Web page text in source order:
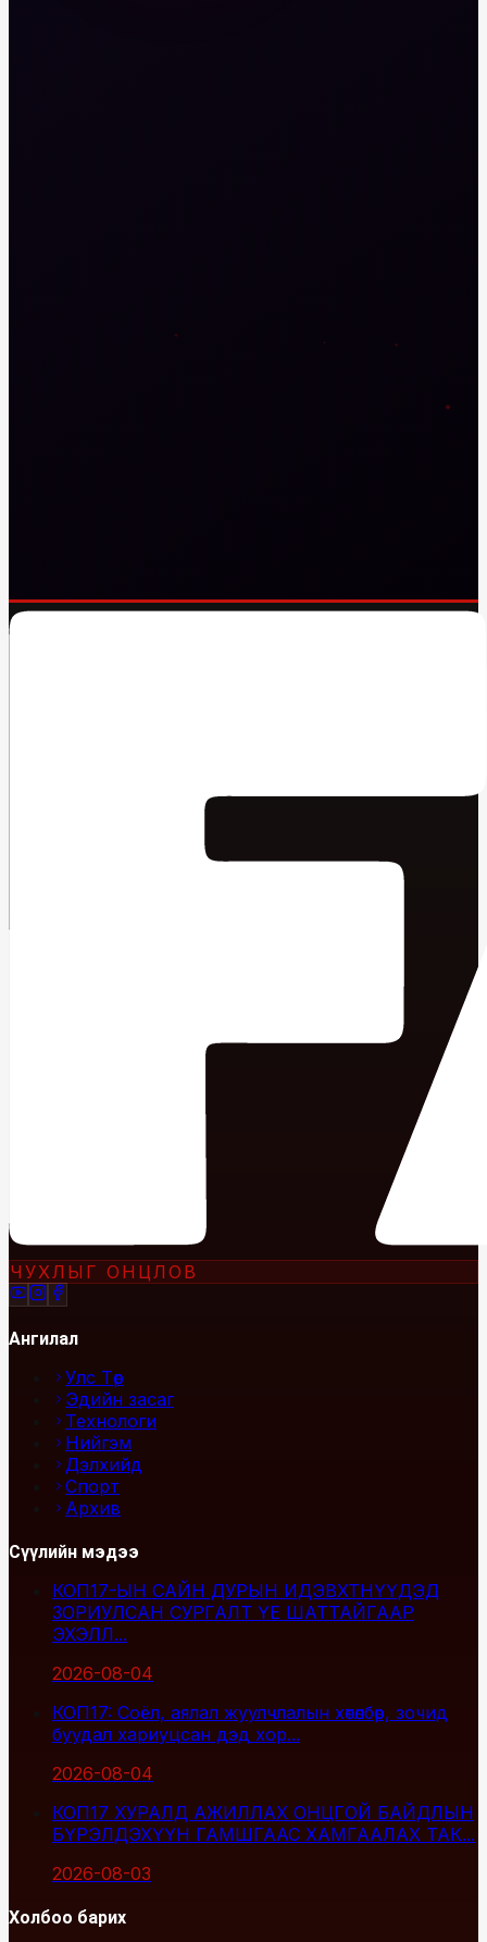
ЧУХЛЫГ ОНЦЛОВ
Ангилал
Улс Төр
Эдийн засаг
Технологи
Нийгэм
Дэлхийд
Спорт
Архив
Сүүлийн мэдээ
КОП17-ЫН САЙН ДУРЫН ИДЭВХТНҮҮДЭД
ЗОРИУЛСАН СУРГАЛТ ҮЕ ШАТТАЙГААР
ЭХЭЛЛ...
2026-08-04
КОП17: Соёл, аялал жуулчлалын хөтөлбөр, зочид
буудал хариуцсан дэд хор...
2026-08-04
КОП17 ХУРАЛД АЖИЛЛАХ ОНЦГОЙ БАЙДЛЫН
БҮРЭЛДЭХҮҮН ГАМШГААС ХАМГААЛАХ ТАК...
2026-08-03
Холбоо барих